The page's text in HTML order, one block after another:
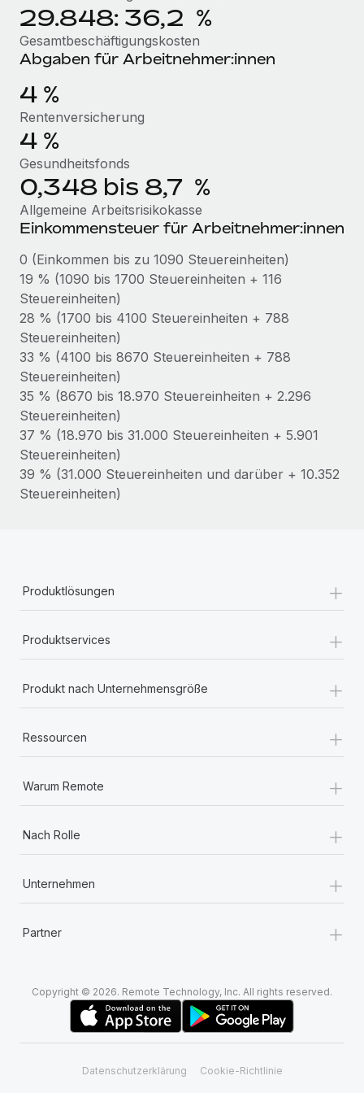
Niederlassungen
Mobilität und Relocation
Mühelose Relocation von Mitarbeiter:innen
Benefits
Mühelose Verwaltung von Benefits
Management und Payroll
Reverse Tech auf einen Blick Das Gesundheits- und
Wellness-Startup Reverse Tech hat das globale...
Mehr erfahren
Den Blog erkunden
Neues zu Remote-Produkten: Integration mit
Gusto und Zero und Contractor Management
Plus
Auch im neuen Jahr wollen wir bei Remote Unternehmen
aller Größen dabei unterstützen, die beste...
Mehr erfahren
Wie Phiture 55 Mitarbeiter:innen in 19 Ländern
mit Remote verwaltet
Phiture ist der unumstrittene Marktführer im Bereich der
Wachstumsberatung für mobile Apps. Das...
Mehr erfahren
29.848: 36,2 %
Gesamtbeschäftigungskosten
Abgaben für Arbeitnehmer:innen
4 %
Rentenversicherung
4 %
Gesundheitsfonds
0,348 bis 8,7 %
Allgemeine Arbeitsrisikokasse
Einkommensteuer für Arbeitnehmer:innen
0 (Einkommen bis zu 1090 Steuereinheiten)
19 % (1090 bis 1700 Steuereinheiten + 116
Steuereinheiten)
28 % (1700 bis 4100 Steuereinheiten + 788
Steuereinheiten)
33 % (4100 bis 8670 Steuereinheiten + 788
Steuereinheiten)
35 % (8670 bis 18.970 Steuereinheiten + 2.296
Steuereinheiten)
37 % (18.970 bis 31.000 Steuereinheiten + 5.901
Steuereinheiten)
39 % (31.000 Steuereinheiten und darüber + 10.352
Steuereinheiten)
Produktlösungen +
Produktservices +
Produkt nach Unternehmensgröße +
Ressourcen +
Warum Remote +
Nach Rolle +
Unternehmen +
Partner +
Copyright © 2026. Remote Technology, Inc. All rights reserved.
Datenschutzerklärung Cookie-Richtlinie